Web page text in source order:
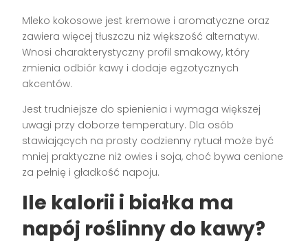
Mleko kokosowe jest kremowe i aromatyczne oraz
zawiera więcej tłuszczu niż większość alternatyw.
Wnosi charakterystyczny profil smakowy, który
zmienia odbiór kawy i dodaje egzotycznych
akcentów.
Jest trudniejsze do spienienia i wymaga większej
uwagi przy doborze temperatury. Dla osób
stawiających na prosty codzienny rytuał może być
mniej praktyczne niż owies i soja, choć bywa cenione
za pełnię i gładkość napoju.
Ile kalorii i białka ma
napój roślinny do kawy?